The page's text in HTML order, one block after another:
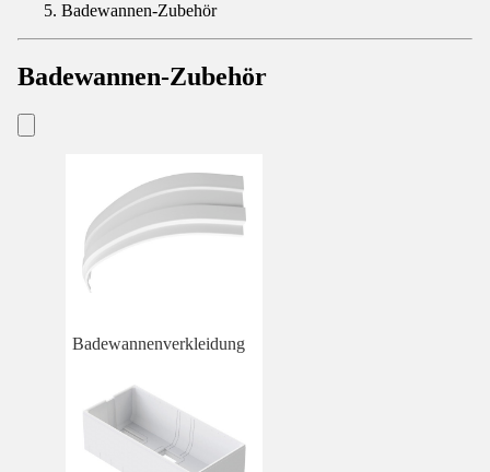
Badewannen-Zubehör
Badewannen-Zubehör
Badewannenverkleidung